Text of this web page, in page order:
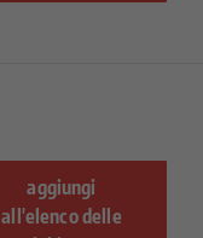
aggiungi
all'elenco delle